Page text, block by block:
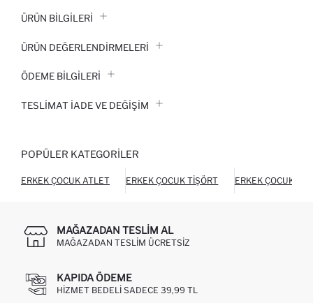
ÜRÜN BILGILERI
ÜRÜN DEĞERLENDİRMELERİ
ÖDEME BİLGİLERİ
TESLIMAT İADE VE DEĞIŞIM
POPÜLER KATEGORILER
ERKEK ÇOCUK ATLET ERKEK ÇOCUK TIŞÖRT ERKEK ÇOCUK
MAĞAZADAN TESLIM AL
MAĞAZADAN TESLIM ÜCRETSIZ
KAPIDA ÖDEME
HIZMET BEDELI SADECE 39,99 TL